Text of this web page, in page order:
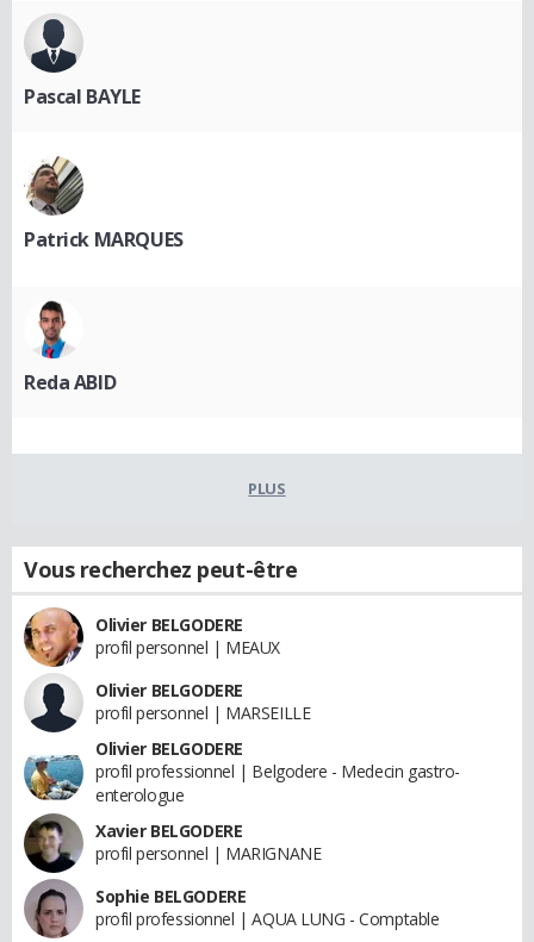
Pascal BAYLE
Patrick MARQUES
Reda ABID
PLUS
Vous recherchez peut-être
Olivier BELGODERE
profil personnel | MEAUX
Olivier BELGODERE
profil personnel | MARSEILLE
Olivier BELGODERE
profil professionnel | Belgodere - Medecin gastro-
enterologue
Xavier BELGODERE
profil personnel | MARIGNANE
Sophie BELGODERE
profil professionnel | AQUA LUNG - Comptable